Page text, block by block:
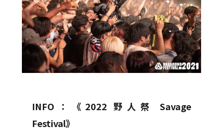
INFO：《2022 野人祭 Savage
Festival》